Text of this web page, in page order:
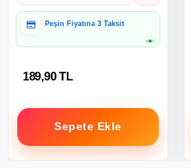
Peşin Fiyatına 3 Taksit
189,90 TL
Sepete Ekle